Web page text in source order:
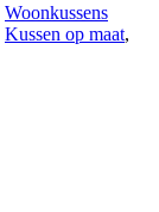
Woonkussens
Kussen op maat,